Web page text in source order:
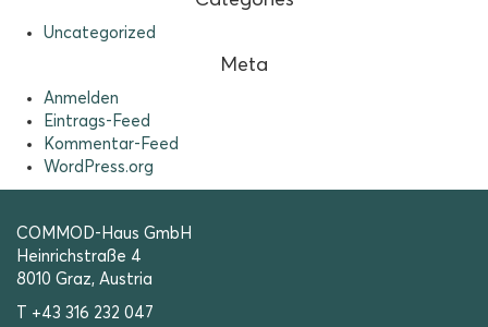
Uncategorized
Meta
Anmelden
Eintrags-Feed
Kommentar-Feed
WordPress.org
COMMOD-Haus GmbH
Heinrichstraße 4
8010 Graz, Austria
T +43 316 232 047